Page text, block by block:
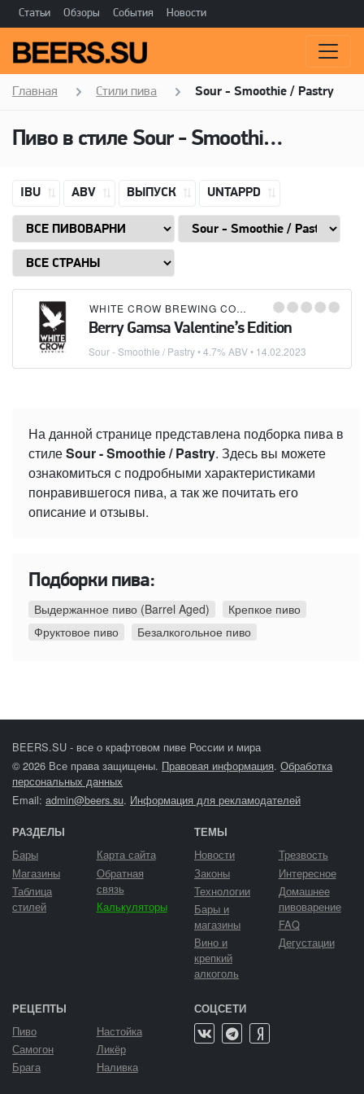
Статьи Обзоры События Новости
Главная Стили пива Sour - Smoothie / Pastry
Пиво в стиле Sour - Smoothie / Pastry
IBU ABV ВЫПУСК UNTAPPD
WHITE CROW BREWING COMPANY
Berry Gamsa Valentine’s Edition
Sour - Smoothie / Pastry• 4.7% ABV • 14.02.2023
На данной странице представлена подборка пива в
стилеSour - Smoothie / Pastry. Здесь вы можете
ознакомиться с подробными характеристиками
понравившегося пива, а так же почитать его
описание и отзывы.
Подборки пива:
Выдержанное пиво (Barrel Aged)
Крепкое пиво
Фруктовое пиво
Безалкогольное пиво
BEERS.SU - все о крафтовом пиве России и мира
© 2026 Все права защищены. Правовая информация. Обработка
персональных данных
Email: admin@beers.su. Информация для рекламодателей
РАЗДЕЛЫ
Бары
Магазины
Таблица
стилей
Карта сайта
Обратная
связь
Калькуляторы
ТЕМЫ
Новости
Законы
Технологии
Бары и
магазины
Вино и
крепкий
алкоголь
Трезвость
Интересное
Домашнее
пивоварение
FAQ
Дегустации
РЕЦЕПТЫ
Пиво
Самогон
Брага
Настойка
Ликёр
Наливка
СОЦСЕТИ